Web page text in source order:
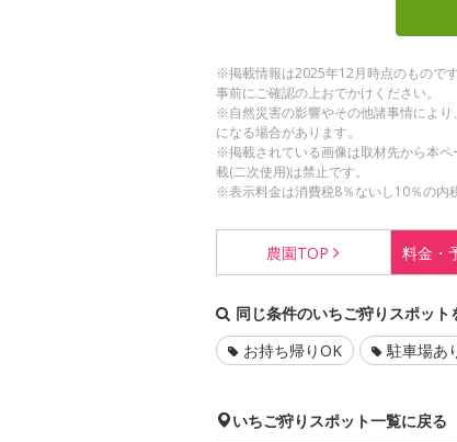
※掲載情報は2025年12月時点のもので
事前にご確認の上おでかけください。
※自然災害の影響やその他諸事情によ
になる場合があります。
※掲載されている画像は取材先から本
載(二次使用)は禁止です。
※表示料金は消費税8％ないし10％の内
農園TOP 料金・
同じ条件のいちご狩りスポット
お持ち帰りOK
駐車場あ
いちご狩りスポット一覧に戻る